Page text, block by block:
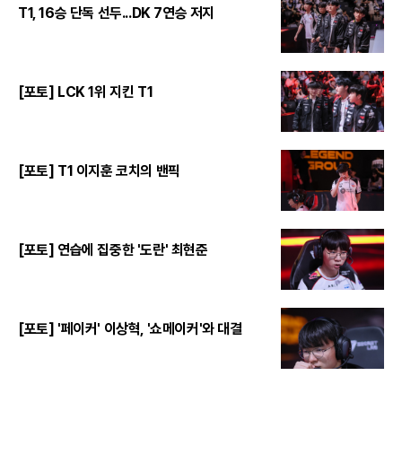
T1, 16승 단독 선두...DK 7연승 저지
[포토] LCK 1위 지킨 T1
[포토] T1 이지훈 코치의 밴픽
[포토] 연습에 집중한 '도란' 최현준
[포토] '페이커' 이상혁, '쇼메이커'와 대결